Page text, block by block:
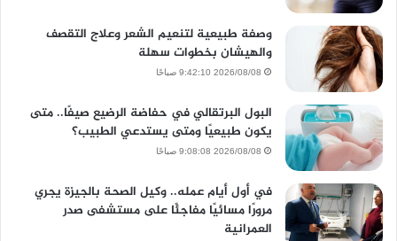
وصفة طبيعية لتنعيم الشعر وعلاج التقصف
والهيشان بخطوات سهلة
2026/08/08 9:42:10 صباحًا
البول البرتقالي في حفاضة الرضيع صيفًا.. متى
يكون طبيعيًا ومتى يستدعي الطبيب؟
2026/08/08 9:08:08 صباحًا
في أول أيام عمله.. وكيل الصحة بالجيزة يجري
مرورًا مسائيًا مفاجئًا على مستشفى صدر
العمرانية